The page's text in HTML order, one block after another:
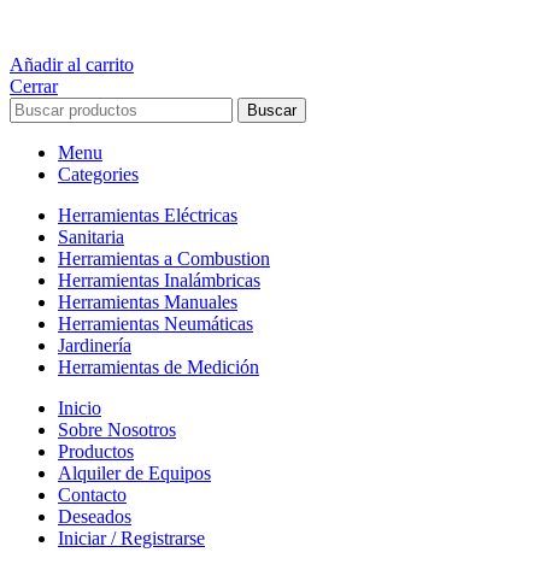
Añadir al carrito
Cerrar
Buscar
Menu
Categories
Herramientas Eléctricas
Sanitaria
Herramientas a Combustion
Herramientas Inalámbricas
Herramientas Manuales
Herramientas Neumáticas
Jardinería
Herramientas de Medición
Inicio
Sobre Nosotros
Productos
Alquiler de Equipos
Contacto
Deseados
Iniciar / Registrarse